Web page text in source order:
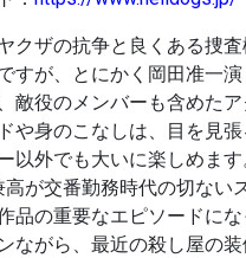
クザの抗争と良くある捜
すが、とにかく岡田准一
敵役のメンバーも含めた
や身のこなしは、目を見張
以外でも大いに楽しめま
高が交番勤務時代の切ない
品の重要なエピソードに
ながら、最近の殺し屋の